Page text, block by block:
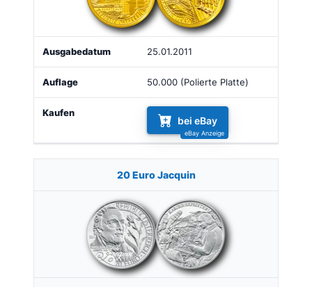
25.01.2011
50.000 (Polierte Platte)
bei eBay
20 Euro Jacquin